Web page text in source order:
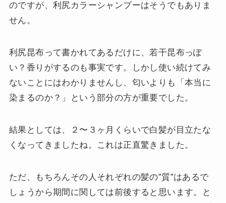
のですが、利尻カラーシャンプーはそうでもありま
せん。
利尻昆布って書かれてあるだけに、若干昆布っぽ
い？香りがするのも事実です。しかし使い続けてみ
ないことにはわかりませんし、匂いよりも「本当に
染まるのか？」という部分の方が重要でした。
結果としては、２〜３ヶ月くらいで白髪が目立たな
くなってきましたね。これは正直驚きました。
ただ、もちろんその人それぞれの髪の”質”はあるで
しょうから期間に関しては前後すると思います。と